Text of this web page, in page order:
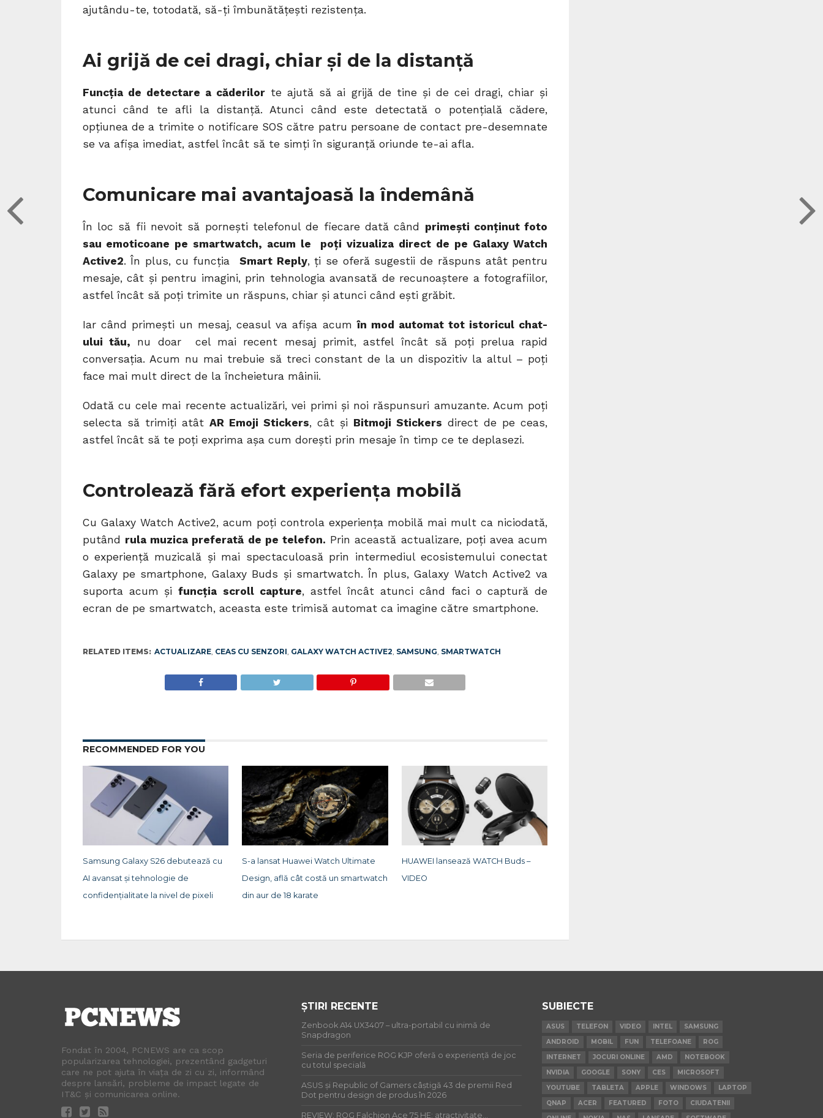
ajutându-te, totodată, să-ți îmbunătățești rezistența.
Ai grijă de cei dragi, chiar și de la distanță
Funcția de detectare a căderilor te ajută să ai grijă de tine și de cei dragi, chiar și
atunci când te afli la distanță. Atunci când este detectată o potențială cădere,
opțiunea de a trimite o notificare SOS către patru persoane de contact pre-desemnate
se va afișa imediat, astfel încât să te simți în siguranță oriunde te-ai afla.
Comunicare mai avantajoasă la îndemână
În loc să fii nevoit să pornești telefonul de fiecare dată când primești conținut foto
sau emoticoane pe smartwatch, acum le poți vizualiza direct de pe Galaxy Watch
Active2. În plus, cu funcția Smart Reply, ți se oferă sugestii de răspuns atât pentru
mesaje, cât și pentru imagini, prin tehnologia avansată de recunoaștere a fotografiilor,
astfel încât să poți trimite un răspuns, chiar și atunci când ești grăbit.
Iar când primești un mesaj, ceasul va afișa acumîn mod automat tot istoricul chat-
ului tău, nu doar cel mai recent mesaj primit, astfel încât să poți prelua rapid
conversația. Acum nu mai trebuie să treci constant de la un dispozitiv la altul – poți
face mai mult direct de la încheietura mâinii.
Odată cu cele mai recente actualizări, vei primi și noi răspunsuri amuzante. Acum poți
selecta să trimiți atât AR Emoji Stickers, cât și Bitmoji Stickers direct de pe ceas,
astfel încât să te poți exprima așa cum dorești prin mesaje în timp ce te deplasezi.
Controlează fără efort experiența mobilă
Cu Galaxy Watch Active2, acum poți controla experiența mobilă mai mult ca niciodată,
putând rula muzica preferată de pe telefon. Prin această actualizare, poți avea acum
o experiență muzicală și mai spectaculoasă prin intermediul ecosistemului conectat
Galaxy pe smartphone, Galaxy Buds și smartwatch. În plus, Galaxy Watch Active2 va
suporta acum șifuncția scroll capture, astfel încât atunci când faci o captură de
ecran de pe smartwatch, aceasta este trimisă automat ca imagine către smartphone.
RELATED ITEMS: ACTUALIZARE, CEAS CU SENZORI, GALAXY WATCH ACTIVE2, SAMSUNG, SMARTWATCH
RECOMMENDED FOR YOU
Samsung Galaxy S26 debutează cu
AI avansat și tehnologie de
confidențialitate la nivel de pixeli
S-a lansat Huawei Watch Ultimate
Design, află cât costă un smartwatch
din aur de 18 karate
HUAWEI lansează WATCH Buds –
VIDEO
Fondat în 2004, PCNEWS are ca scop
popularizarea tehnologiei, prezentând gadgeturi
care ne pot ajuta în viața de zi cu zi, informând
despre lansări, probleme de impact legate de
IT&C și comunicarea online.
ȘTIRI RECENTE
Zenbook A14 UX3407 – ultra-portabil cu inimă de
Snapdragon
Seria de periferice ROG KJP oferă o experiență de joc
cu totul specială
ASUS și Republic of Gamers câștigă 43 de premii Red
Dot pentru design de produs în 2026
REVIEW: ROG Falchion Ace 75 HE: atractivitate…
SUBIECTE
ASUS TELEFON VIDEO INTEL
SAMSUNG
ANDROID
MOBIL FUN TELEFOANE
ROG
INTERNET
JOCURI ONLINE AMD
NOTEBOOK
NVIDIA
GOOGLE SONY CES
MICROSOFT
YOUTUBE
TABLETA APPLE WINDOWS
LAPTOP
QNAP
ACER FEATURED FOTO
CIUDATENII